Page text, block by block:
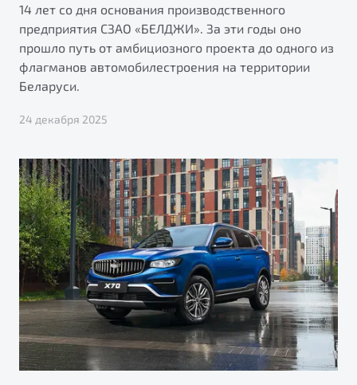
14 лет со дня основания производственного
предприятия СЗАО «БЕЛДЖИ». За эти годы оно
прошло путь от амбициозного проекта до одного из
флагманов автомобилестроения на территории
Беларуси.
24 декабря 2025